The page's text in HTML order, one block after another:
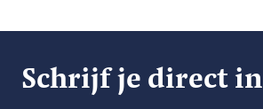
Schrijf je direct in